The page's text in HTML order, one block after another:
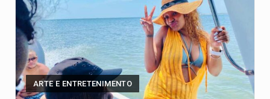
ARTE E ENTRETENIMENTO